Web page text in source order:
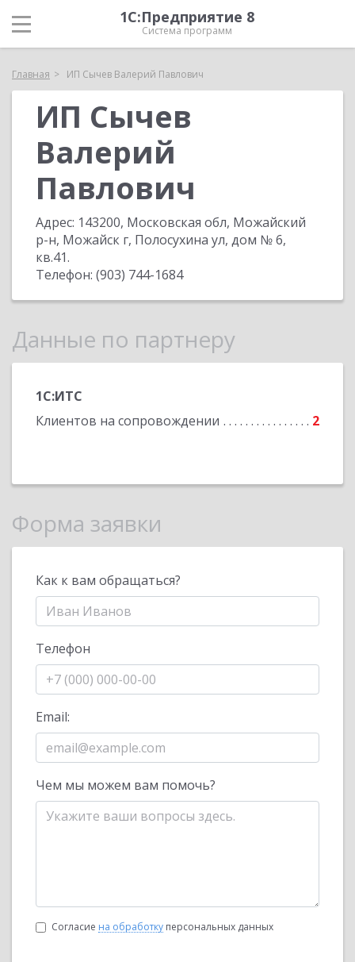
1С:Предприятие 8
Система программ
Главная ИП Сычев Валерий Павлович
ИП Сычев
Валерий
Павлович
Адрес: 143200, Московская обл, Можайский
р-н, Можайск г, Полосухина ул, дом № 6,
кв.41.
Телефон: (903) 744-1684
Данные по партнеру
1С:ИТС
Клиентов на сопровождении
2
Форма заявки
Как к вам обращаться?
Телефон
Email:
Чем мы можем вам помочь?
Согласие на обработку персональных данных